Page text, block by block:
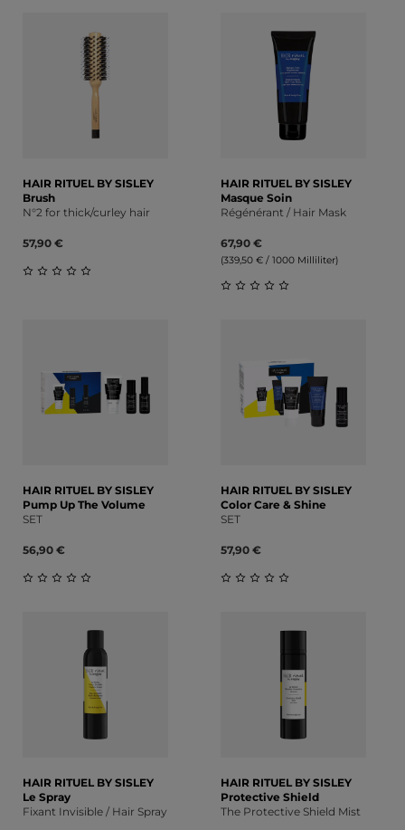
HAIR RITUEL BY SISLEY
Brush
N°2 for thick/curley hair
57,90 €
HAIR RITUEL BY SISLEY
Masque Soin
Régénérant / Hair Mask
67,90 €
(339,50 € / 1000 Milliliter)
HAIR RITUEL BY SISLEY
Pump Up The Volume
SET
56,90 €
HAIR RITUEL BY SISLEY
Color Care & Shine
SET
57,90 €
HAIR RITUEL BY SISLEY
Le Spray
Fixant Invisible / Hair Spray
HAIR RITUEL BY SISLEY
Protective Shield
The Protective Shield Mist